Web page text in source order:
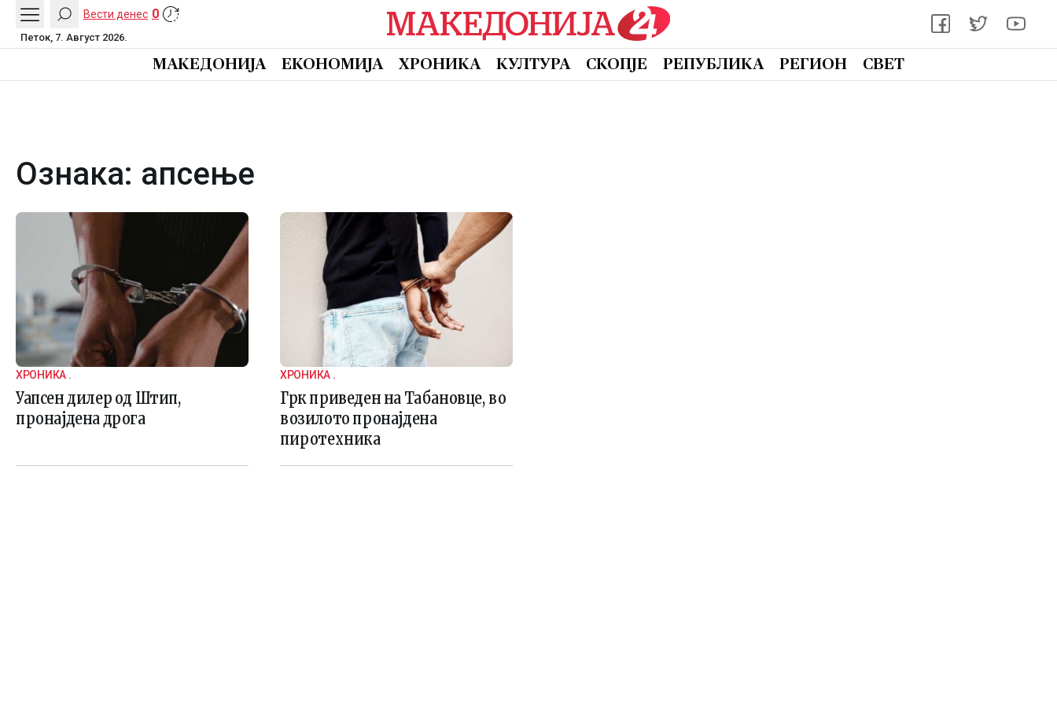
Вести денес 0
Петок, 7. Август 2026.
МАКЕДОНИЈА ЕКОНОМИЈА ХРОНИКА КУЛТУРА СКОПЈЕ РЕПУБЛИКА РЕГИОН СВЕТ
Ознака: апсење
ХРОНИКА .
Уапсен дилер од Штип,
пронајдена дрога
ХРОНИКА .
Грк приведен на Табановце, во
возилото пронајдена
пиротехника